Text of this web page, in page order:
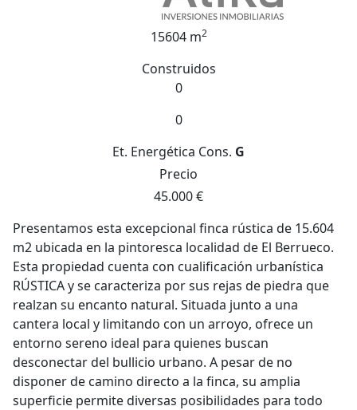
15604 m2
Construidos
0
0
Et. Energética Cons. G
Precio
45.000 €
Presentamos esta excepcional finca rústica de 15.604
m2 ubicada en la pintoresca localidad de El Berrueco.
Esta propiedad cuenta con cualificación urbanística
RÚSTICA y se caracteriza por sus rejas de piedra que
realzan su encanto natural. Situada junto a una
cantera local y limitando con un arroyo, ofrece un
entorno sereno ideal para quienes buscan
desconectar del bullicio urbano. A pesar de no
disponer de camino directo a la finca, su amplia
superficie permite diversas posibilidades para todo